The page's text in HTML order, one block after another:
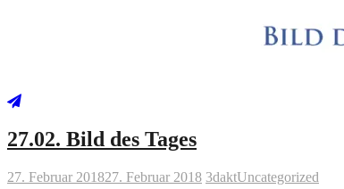
27.02. Bild des Tages
27. Februar 201827. Februar 2018 3daktUncategorized